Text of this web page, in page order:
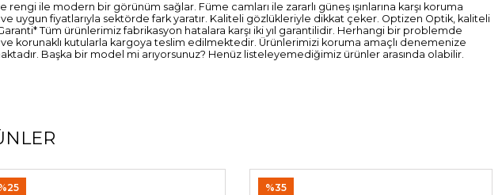
ile modern bir görünüm sağlar. Füme camları ile zararlı güneş ışınlarına karşı koruma
uygun fiyatlarıyla sektörde fark yaratır. Kaliteli gözlükleriyle dikkat çeker. Optizen Optik, kaliteli
Tüm ürünlerimiz fabrikasyon hatalara karşı iki yıl garantilidir. Herhangi bir problemde
korunaklı kutularla kargoya teslim edilmektedir. Ürünlerimizi koruma amaçlı denemenize
Başka bir model mi arıyorsunuz? Henüz listeleyemediğimiz ürünler arasında olabilir.
%35